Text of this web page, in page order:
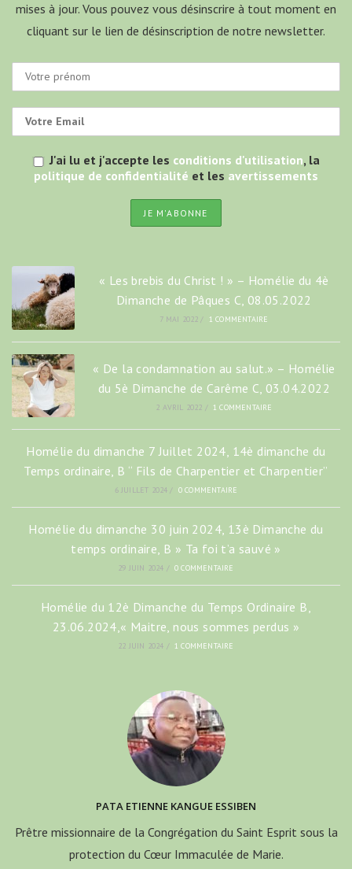
mises à jour. Vous pouvez vous désinscrire à tout moment en
cliquant sur le lien de désinscription de notre newsletter.
J'ai lu et j'accepte les conditions d'utilisation, la
politique de confidentialité et les avertissements
« Les brebis du Christ ! » – Homélie du 4è
Dimanche de Pâques C, 08.05.2022
7 MAI 2022 / 1 COMMENTAIRE
« De la condamnation au salut.» – Homélie
du 5è Dimanche de Carême C, 03.04.2022
2 AVRIL 2022 / 1 COMMENTAIRE
Homélie du dimanche 7 Juillet 2024, 14è dimanche du
Temps ordinaire, B “ Fils de Charpentier et Charpentier”
6 JUILLET 2024 / 0 COMMENTAIRE
Homélie du dimanche 30 juin 2024, 13è Dimanche du
temps ordinaire, B » Ta foi t’a sauvé »
29 JUIN 2024 / 0 COMMENTAIRE
Homélie du 12è Dimanche du Temps Ordinaire B,
23.06.2024,« Maitre, nous sommes perdus »
22 JUIN 2024 / 1 COMMENTAIRE
PATA ETIENNE KANGUE ESSIBEN
Prêtre missionnaire de la Congrégation du Saint Esprit sous la
protection du Cœur Immaculée de Marie.